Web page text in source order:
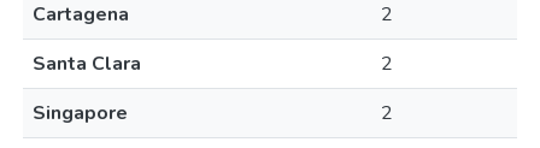
Cartagena
2
Santa Clara
2
Singapore
2